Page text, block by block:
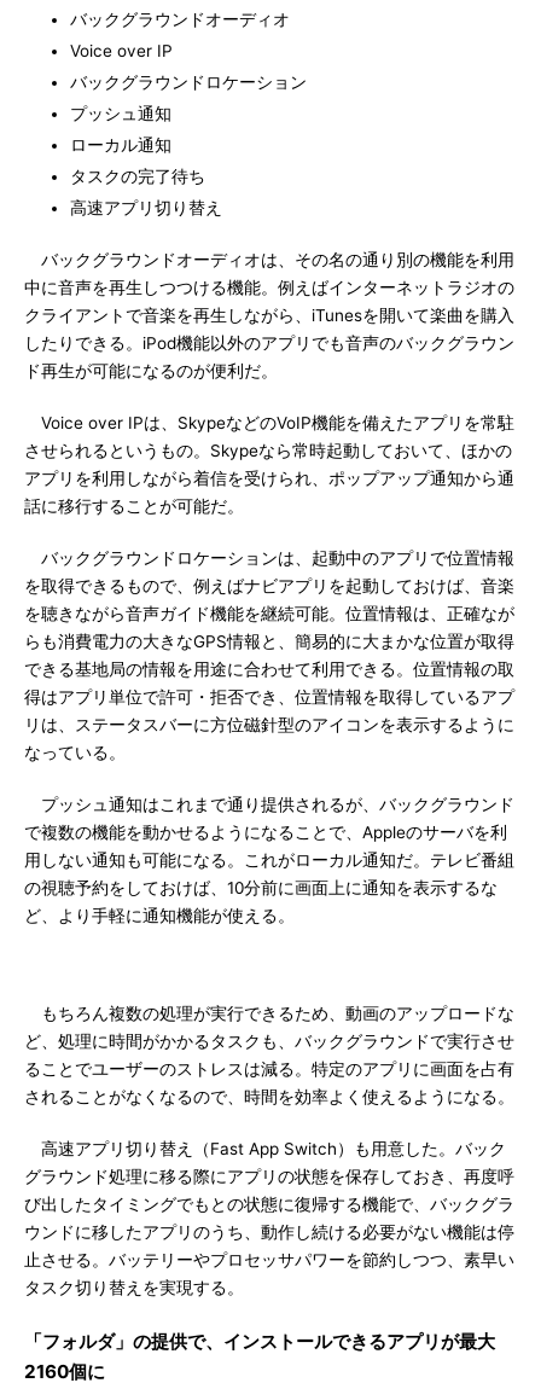
バックグラウンドオーディオ
Voice over IP
バックグラウンドロケーション
プッシュ通知
ローカル通知
タスクの完了待ち
高速アプリ切り替え
バックグラウンドオーディオは、その名の通り別の機能を利用
中に音声を再生しつつける機能。例えばインターネットラジオの
クライアントで音楽を再生しながら、iTunesを開いて楽曲を購入
したりできる。iPod機能以外のアプリでも音声のバックグラウン
ド再生が可能になるのが便利だ。
Voice over IPは、SkypeなどのVoIP機能を備えたアプリを常駐
させられるというもの。Skypeなら常時起動しておいて、ほかの
アプリを利用しながら着信を受けられ、ポップアップ通知から通
話に移行することが可能だ。
バックグラウンドロケーションは、起動中のアプリで位置情報
を取得できるもので、例えばナビアプリを起動しておけば、音楽
を聴きながら音声ガイド機能を継続可能。位置情報は、正確なが
らも消費電力の大きなGPS情報と、簡易的に大まかな位置が取得
できる基地局の情報を用途に合わせて利用できる。位置情報の取
得はアプリ単位で許可・拒否でき、位置情報を取得しているアプ
リは、ステータスバーに方位磁針型のアイコンを表示するように
なっている。
プッシュ通知はこれまで通り提供されるが、バックグラウンド
で複数の機能を動かせるようになることで、Appleのサーバを利
用しない通知も可能になる。これがローカル通知だ。テレビ番組
の視聴予約をしておけば、10分前に画面上に通知を表示するな
ど、より手軽に通知機能が使える。
もちろん複数の処理が実行できるため、動画のアップロードな
ど、処理に時間がかかるタスクも、バックグラウンドで実行させ
ることでユーザーのストレスは減る。特定のアプリに画面を占有
されることがなくなるので、時間を効率よく使えるようになる。
高速アプリ切り替え（Fast App Switch）も用意した。バック
グラウンド処理に移る際にアプリの状態を保存しておき、再度呼
び出したタイミングでもとの状態に復帰する機能で、バックグラ
ウンドに移したアプリのうち、動作し続ける必要がない機能は停
止させる。バッテリーやプロセッサパワーを節約しつつ、素早い
タスク切り替えを実現する。
「フォルダ」の提供で、インストールできるアプリが最大
2160個に